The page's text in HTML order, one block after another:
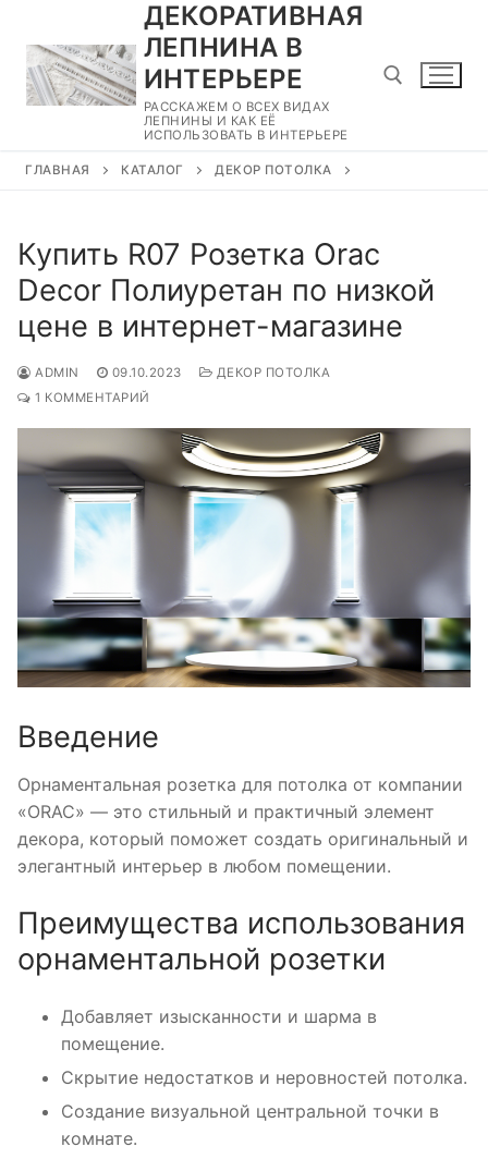
содержимому
ДЕКОРАТИВНАЯ
ЛЕПНИНА В
ИНТЕРЬЕРЕ
РАССКАЖЕМ О ВСЕХ ВИДАХ
ЛЕПНИНЫ И КАК ЕЁ
ИСПОЛЬЗОВАТЬ В ИНТЕРЬЕРЕ
ГЛАВНАЯ КАТАЛОГ ДЕКОР ПОТОЛКА
Купить R07 Розетка Orac
Decor Полиуретан по низкой
цене в интернет-магазине
ADMIN 09.10.2023
ДЕКОР ПОТОЛКА
1 КОММЕНТАРИЙ
Введение
Орнаментальная розетка для потолка от компании
«ORAC» — это стильный и практичный элемент
декора, который поможет создать оригинальный и
элегантный интерьер в любом помещении.
Преимущества использования
орнаментальной розетки
Добавляет изысканности и шарма в
помещение.
Скрытие недостатков и неровностей потолка.
Создание визуальной центральной точки в
комнате.